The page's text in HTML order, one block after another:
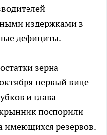
издержками в
дефициты.
зерна
первый вице-
и глава
поспорили
имеющихся резервов.